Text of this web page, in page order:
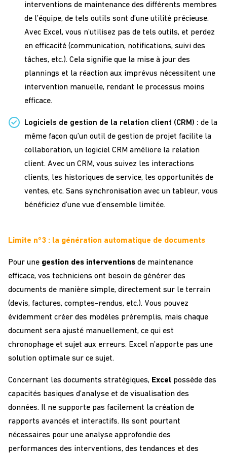
interventions de maintenance des différents membres
de l’équipe, de tels outils sont d’une utilité précieuse.
Avec Excel, vous n’utilisez pas de tels outils, et perdez
en efficacité (communication, notifications, suivi des
tâches, etc.). Cela signifie que la mise à jour des
plannings et la réaction aux imprévus nécessitent une
intervention manuelle, rendant le processus moins
efficace.
Logiciels de gestion de la relation client (CRM) : de la
même façon qu’un outil de gestion de projet facilite la
collaboration, un logiciel CRM améliore la relation
client. Avec un CRM, vous suivez les interactions
clients, les historiques de service, les opportunités de
ventes, etc. Sans synchronisation avec un tableur, vous
bénéficiez d’une vue d’ensemble limitée.
Limite n°3 : la génération automatique de documents
Pour une gestion des interventions de maintenance
efficace, vos techniciens ont besoin de générer des
documents de manière simple, directement sur le terrain
(devis, factures, comptes-rendus, etc.). Vous pouvez
évidemment créer des modèles préremplis, mais chaque
document sera ajusté manuellement, ce qui est
chronophage et sujet aux erreurs. Excel n’apporte pas une
solution optimale sur ce sujet.
Concernant les documents stratégiques, Excel possède des
capacités basiques d’analyse et de visualisation des
données. Il ne supporte pas facilement la création de
rapports avancés et interactifs. Ils sont pourtant
nécessaires pour une analyse approfondie des
performances des interventions, des tendances et des